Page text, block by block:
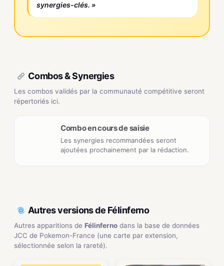
synergies-clés. »
Combos & Synergies
Les combos validés par la communauté compétitive seront
répertoriés ici.
Combo en cours de saisie
Les synergies recommandées seront
ajoutées prochainement par la rédaction.
Autres versions de Félinferno
Autres apparitions de Félinferno dans la base de données
JCC de Pokemon-France (une carte par extension,
sélectionnée selon la rareté).